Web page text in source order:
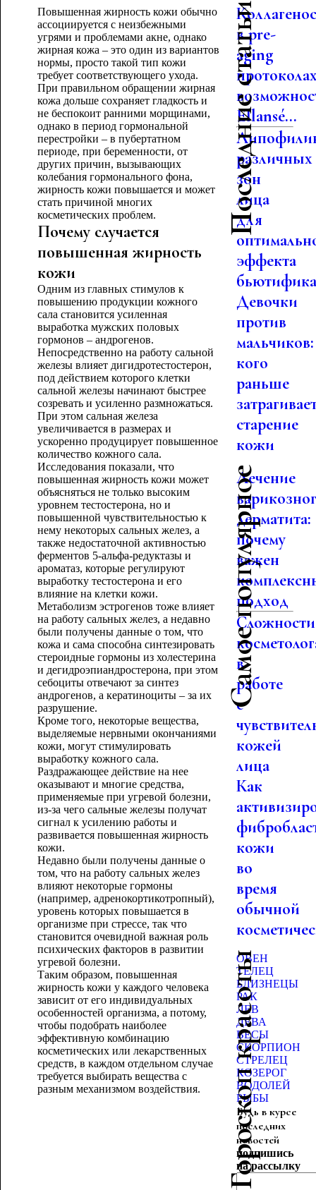
Повышенная жирность кожи обычно
ассоциируется с неизбежными
угрями и проблемами акне, однако
жирная кожа – это один из вариантов
нормы, просто такой тип кожи
требует соответствующего ухода.
При правильном обращении жирная
кожа дольше сохраняет гладкость и
не беспокоит ранними морщинами,
однако в период гормональной
перестройки – в пубертатном
периоде, при беременности, от
других причин, вызывающих
колебания гормонального фона,
жирность кожи повышается и может
стать причиной многих
косметических проблем.
Почему случается
повышенная жирность
кожи
Одним из главных стимулов к
повышению продукции кожного
сала становится усиленная
выработка мужских половых
гормонов – андрогенов.
Непосредственно на работу сальной
железы влияет дигидротестостерон,
под действием которого клетки
сальной железы начинают быстрее
созревать и усиленно размножаться.
При этом сальная железа
увеличивается в размерах и
ускоренно продуцирует повышенное
количество кожного сала.
Исследования показали, что
повышенная жирность кожи может
объясняться не только высоким
уровнем тестостерона, но и
повышенной чувствительностью к
нему некоторых сальных желез, а
также недостаточной активностью
ферментов 5-альфа-редуктазы и
ароматаз, которые регулируют
выработку тестостерона и его
влияние на клетки кожи.
Метаболизм эстрогенов тоже влияет
на работу сальных желез, а недавно
были получены данные о том, что
кожа и сама способна синтезировать
стероидные гормоны из холестерина
и дегидроэпиандростерона, при этом
себоциты отвечают за синтез
андрогенов, а кератиноциты – за их
разрушение.
Кроме того, некоторые вещества,
выделяемые нервными окончаниями
кожи, могут стимулировать
выработку кожного сала.
Раздражающее действие на нее
оказывают и многие средства,
применяемые при угревой болезни,
из-за чего сальные железы получат
сигнал к усилению работы и
развивается повышенная жирность
кожи.
Недавно были получены данные о
том, что на работу сальных желез
влияют некоторые гормоны
(например, адренокортикотропный),
уровень которых повышается в
организме при стрессе, так что
становится очевидной важная роль
психических факторов в развитии
угревой болезни.
Таким образом, повышенная
жирность кожи у каждого человека
зависит от его индивидуальных
особенностей организма, а потому,
чтобы подобрать наиболее
эффективную комбинацию
косметических или лекарственных
средств, в каждом отдельном случае
требуется выбирать вещества с
разным механизмом воздействия.
Последние статьи
в pre-
aging
Ellansé...
различных
зон
лица
для
эффекта
Девочки
против
мальчиков:
кого
раньше
старение
кожи
Самое популярное
Лечение
дерматита:
почему
важен
подход
Сложности
в
работе
с
кожей
лица
Как
кожи
во
время
обычной
Гороскоп красоты
ОВЕН
ТЕЛЕЦ
БЛИЗНЕЦЫ
РАК
ЛЕВ
ДЕВА
ВЕСЫ
СКОРПИОН
СТРЕЛЕЦ
КОЗЕРОГ
ВОДОЛЕЙ
РЫБЫ
Будь в курсе
последних
новостей
подпишись
на рассылку